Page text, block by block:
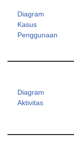
Diagram
Kasus
Penggunaan
Diagram
Aktivitas